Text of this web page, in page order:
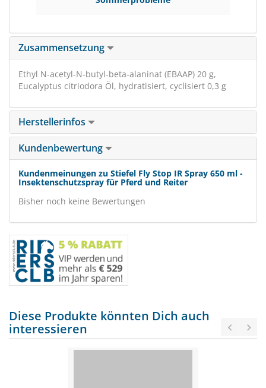
Zusammensetzung
Ethyl N-acetyl-N-butyl-beta-alaninat (EBAAP) 20 g,
Eucalyptus citriodora Öl, hydratisiert, cyclisiert 0,3 g
Herstellerinfos
Kundenbewertung
Kundenmeinungen zu Stiefel Fly Stop IR Spray 650 ml -
Insektenschutzspray für Pferd und Reiter
Bisher noch keine Bewertungen
Diese Produkte könnten Dich auch
interessieren